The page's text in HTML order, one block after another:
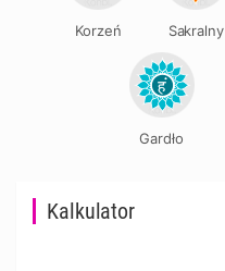
Kalkulator
Korzeń Sakralny
Gardło